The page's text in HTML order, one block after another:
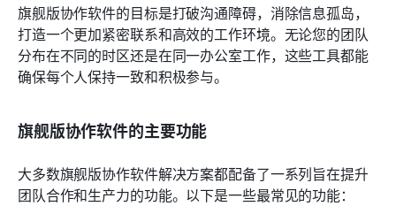
旗舰版协作软件的目标是打破沟通障碍，消除信息孤岛，
打造一个更加紧密联系和高效的工作环境。无论您的团队
分布在不同的时区还是在同一办公室工作，这些工具都能
确保每个人保持一致和积极参与。
旗舰版协作软件的主要功能
大多数旗舰版协作软件解决方案都配备了一系列旨在提升
团队合作和生产力的功能。以下是一些最常见的功能：